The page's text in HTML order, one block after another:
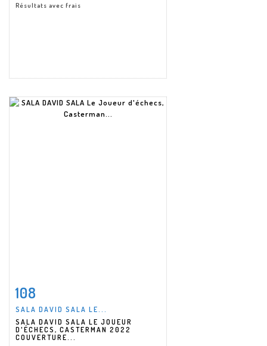
Résultats avec frais
Fiche détaillée
108
SALA DAVID SALA LE...
SALA DAVID SALA LE JOUEUR
D'ÉCHECS, CASTERMAN 2022
COUVERTURE...